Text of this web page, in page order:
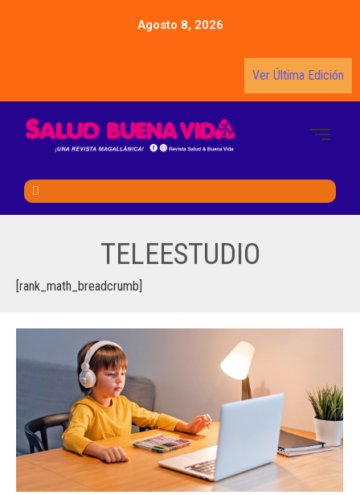
Agosto 8, 2026
Ver Última Edición
TELEESTUDIO
[rank_math_breadcrumb]